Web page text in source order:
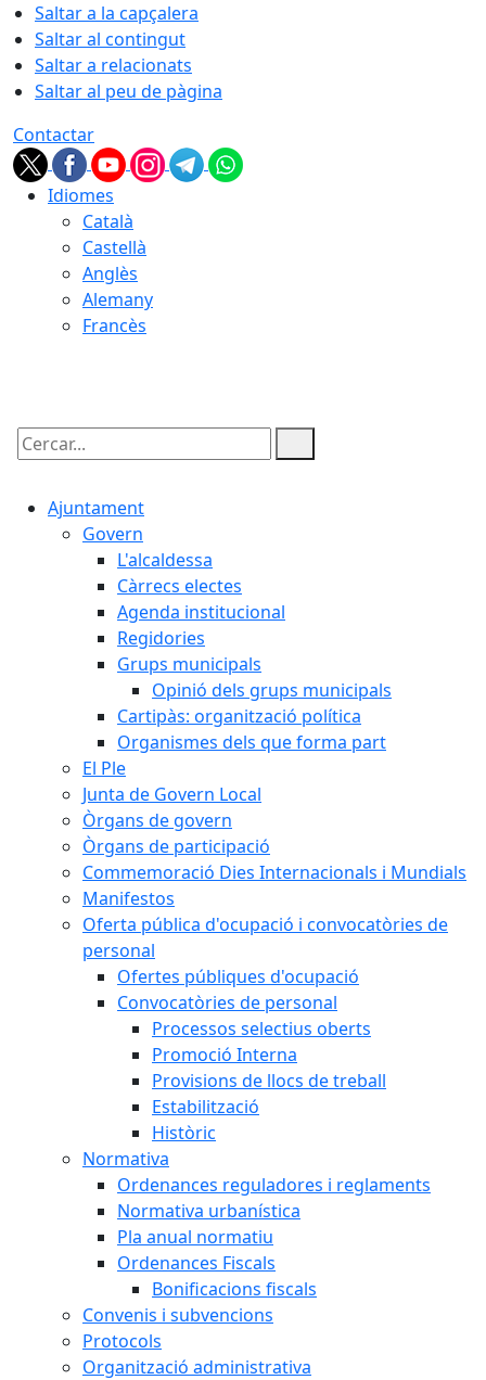
Saltar a la capçalera
Saltar al contingut
Saltar a relacionats
Saltar al peu de pàgina
Contactar
Idiomes
Català
Castellà
Anglès
Alemany
Francès
Cercar:
Ajuntament
Govern
L'alcaldessa
Càrrecs electes
Agenda institucional
Regidories
Grups municipals
Opinió dels grups municipals
Cartipàs: organització política
Organismes dels que forma part
El Ple
Junta de Govern Local
Òrgans de govern
Òrgans de participació
Commemoració Dies Internacionals i Mundials
Manifestos
Oferta pública d'ocupació i convocatòries de
personal
Ofertes públiques d'ocupació
Convocatòries de personal
Processos selectius oberts
Promoció Interna
Provisions de llocs de treball
Estabilització
Històric
Normativa
Ordenances reguladores i reglaments
Normativa urbanística
Pla anual normatiu
Ordenances Fiscals
Bonificacions fiscals
Convenis i subvencions
Protocols
Organització administrativa